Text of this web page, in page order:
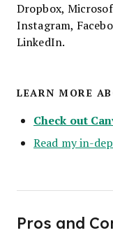
Dropbox,
Instagram,
LinkedIn.
LEARN MORE
Check out
Read my in-
Pros and